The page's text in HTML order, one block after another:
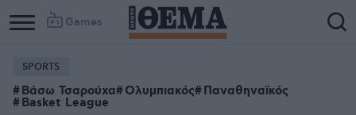
Games
SPORTS
Βάσω Τσαρούχα Ολυμπιακός Παναθηναϊκός
Basket League